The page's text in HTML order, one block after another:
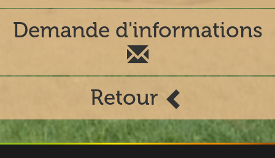
Demande d'informations
Retour